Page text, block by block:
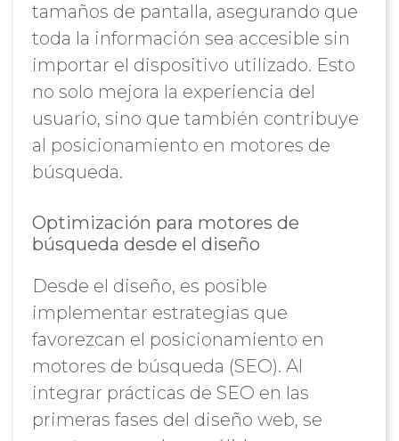
tamaños de pantalla, asegurando que
toda la información sea accesible sin
importar el dispositivo utilizado. Esto
no solo mejora la experiencia del
usuario, sino que también contribuye
al posicionamiento en motores de
búsqueda.
Optimización para motores de
búsqueda desde el diseño
Desde el diseño, es posible
implementar estrategias que
favorezcan el posicionamiento en
motores de búsqueda (SEO). Al
integrar prácticas de SEO en las
primeras fases del diseño web, se